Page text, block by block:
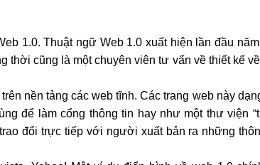
1.0. Thuật ngữ Web 1.0 xuất hiện lần đầu
thời cũng là một chuyên viên tư vấn về thiết kế
nền tảng các web tĩnh. Các trang web này
để làm cổng thông tin hay như một thư viện
đổi trực tiếp với người xuất bản ra những